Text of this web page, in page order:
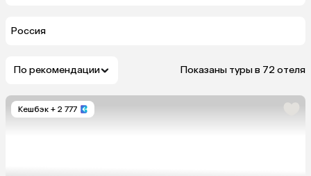
Россия
По рекомендации Показаны туры в 72 отеля
Кешбэк + 2 777